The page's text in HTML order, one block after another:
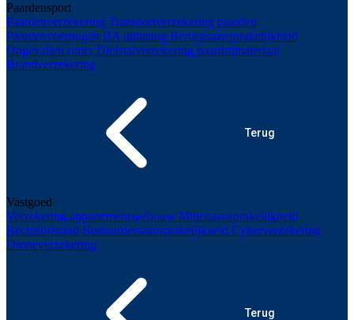
Paardensport
Paardenverzekering Transportverzekering paarden
Paardenvoertuigen BA uitbating Beroepsaansprakelijkheid
Ongevallen ruiterDiefstalverzekering paardrijmateriaal
Brandverzekering
Terug
Vastgoed
Verzekering appartementsgebouw Milieuaansprakelijkheid
Rechtsbijstand Bestuurdersaansprakelijkheid Cyberverzekering
Droneverzekering
Terug